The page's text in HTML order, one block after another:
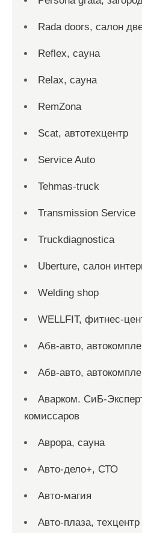
Rada doors, салон
Reflex, сауна
Relax, сауна
RemZona
Scat, автотехцентр
Service Auto
Tehmas-truck
Transmission Service
Truckdiagnostica
Uberture, салон
Welding shop
WELLFIT, фитнес-
Абв-авто,
Абв-авто,
Аварком. СиБ-
комиссаров
Аврора, сауна
Авто-дело+, СТО
Авто-магия
Авто-плаза, техцентр